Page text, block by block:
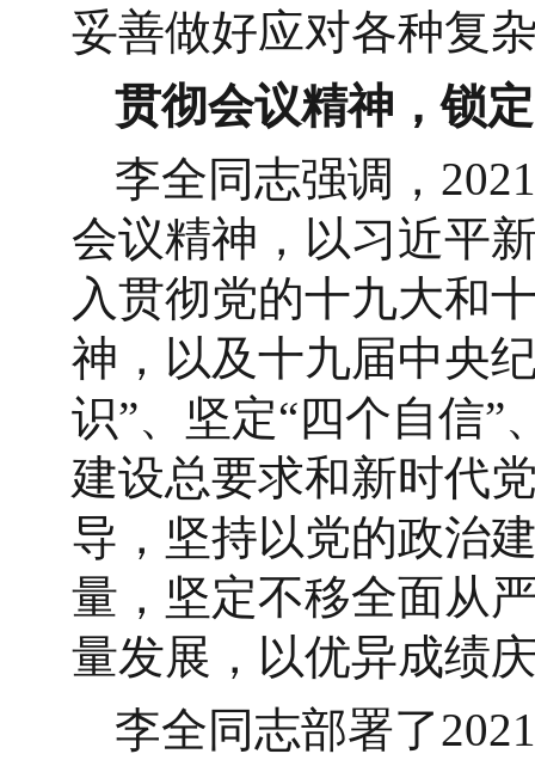
妥善做好应对各种复
贯彻会议精神，锁
李全同志强调，
会议精神，以习近平
入贯彻党的十九大和
神，以及十九届中央
识”、坚定“四个自信”
建设总要求和新时代
导，坚持以党的政治
量，坚定不移全面从
量发展，以优异成绩
李全同志部署了